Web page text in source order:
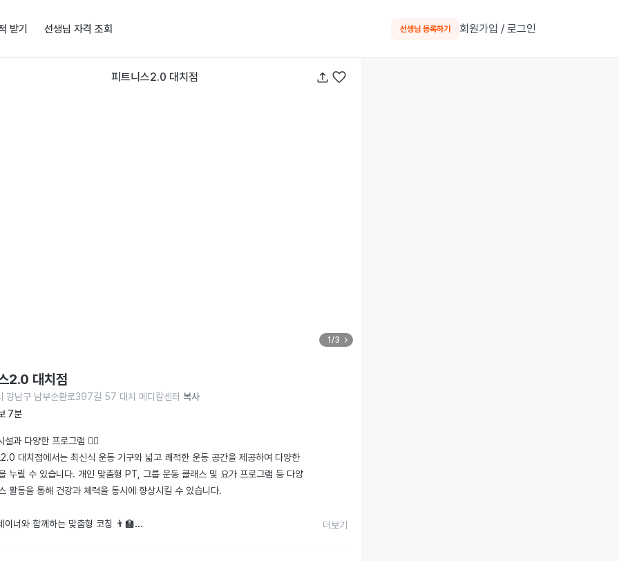
받기 선생님 자격 조회 선생님 등록하기 회원가입 / 로그인
피트니스2.0 대치점
1/3
2.0 대치점
강남구 남부순환로397길 57 대치 메디칼센터 복사
7분
설과 다양한 프로그램 🏋️‍♂️
대치점에서는 최신식 운동 기구와 넓고 쾌적한 운동 공간을 제공하여 다양한
누릴 수 있습니다. 개인 맞춤형 PT, 그룹 운동 클래스 및 요가 프로그램 등 다양
활동을 통해 건강과 체력을 동시에 향상시킬 수 있습니다.
이너와 함께하는 맞춤형 코칭 👨‍🏫
더보기